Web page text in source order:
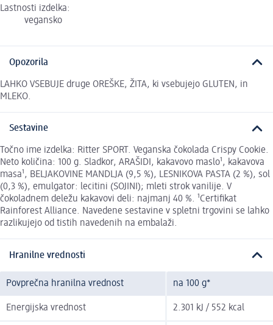
Lastnosti izdelka:
vegansko
Opozorila
LAHKO VSEBUJE druge OREŠKE, ŽITA, ki vsebujejo GLUTEN, in
MLEKO.
Sestavine
Točno ime izdelka: Ritter SPORT. Veganska čokolada Crispy Cookie.
Neto količina: 100 g. Sladkor, ARAŠIDI, kakavovo maslo¹, kakavova
masa¹, BELJAKOVINE MANDLJA (9,5 %), LESNIKOVA PASTA (2 %), sol
(0,3 %), emulgator: lecitini (SOJINI); mleti strok vanilije. V
čokoladnem deležu kakavovi deli: najmanj 40 %. ¹Certifikat
Rainforest Alliance. Navedene sestavine v spletni trgovini se lahko
razlikujejo od tistih navedenih na embalaži.
Hranilne vrednosti
Povprečna hranilna vrednost na 100 g*
Energijska vrednost 2.301 kJ / 552 kcal